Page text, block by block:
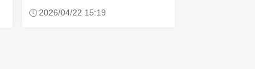
2026/04/22 15:19